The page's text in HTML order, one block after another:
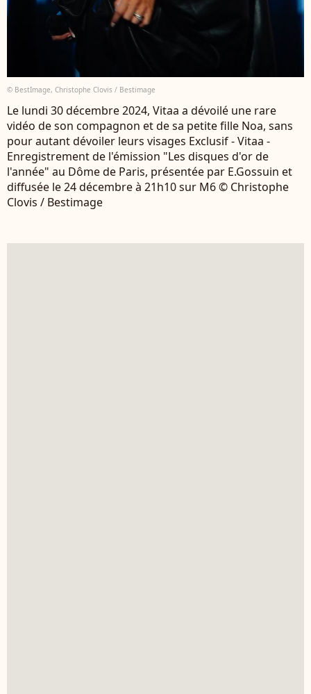
© BestImage, Christophe Clovis / Bestimage
Le lundi 30 décembre 2024, Vitaa a dévoilé une rare
vidéo de son compagnon et de sa petite fille Noa, sans
pour autant dévoiler leurs visages Exclusif - Vitaa -
Enregistrement de l'émission "Les disques d'or de
l'année" au Dôme de Paris, présentée par E.Gossuin et
diffusée le 24 décembre à 21h10 sur M6 © Christophe
Clovis / Bestimage